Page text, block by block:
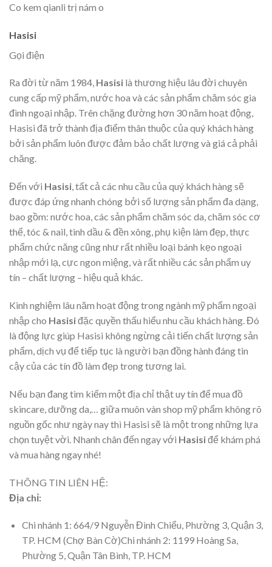
Co kem qianli trị nám o
Hasisi
Gọi điện
Ra đời từ năm 1984, Hasisi là thương hiệu lâu đời chuyên
cung cấp mỹ phẩm, nước hoa và các sản phẩm chăm sóc gia
đình ngoại nhập. Trên chặng đường hơn 30 năm hoạt động,
Hasisi đã trở thành địa điểm thân thuộc của quý khách hàng
bởi sản phẩm luôn được đảm bảo chất lượng và giá cả phải
chăng.
Đến với Hasisi, tất cả các nhu cầu của quý khách hàng sẽ
được đáp ứng nhanh chóng bởi số lượng sản phẩm đa dạng,
bao gồm: nước hoa, các sản phẩm chăm sóc da, chăm sóc cơ
thể, tóc & nail, tinh dầu & đền xông, phụ kiện làm đẹp, thực
phẩm chức năng cũng như rất nhiều loại bánh kẹo ngoại
nhập mới lạ, cực ngon miệng, và rất nhiều các sản phẩm uy
tín – chất lượng – hiệu quả khác.
Kinh nghiệm lâu năm hoạt động trong ngành mỹ phẩm ngoại
nhập cho Hasisiđặc quyền thấu hiểu nhu cầu khách hàng. Đó
là động lực giúp Hasisi không ngừng cải tiến chất lượng sản
phẩm, dịch vụ để tiếp tục là người bạn đồng hành đáng tin
cậy của các tín đồ làm đẹp trong tương lai.
Nếu bạn đang tìm kiếm một địa chỉ thật uy tín để mua đồ
skincare, dưỡng da,… giữa muôn vàn shop mỹ phẩm không rõ
nguồn gốc như ngày nay thì Hasisi sẽ là một trong những lựa
chọn tuyệt vời. Nhanh chân đến ngay với Hasisiđể khám phá
và mua hàng ngay nhé!
THÔNG TIN LIÊN HỆ:
Địa chỉ:
Chi nhánh 1: 664/9 Nguyễn Đình Chiểu, Phường 3, Quận 3,
TP. HCM (Chợ Bàn Cờ)Chi nhánh 2: 1199 Hoàng Sa,
Phường 5, Quận Tân Bình, TP. HCM